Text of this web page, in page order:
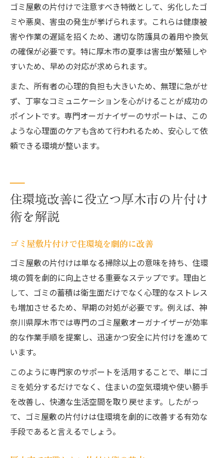
ゴミ屋敷の片付けで注意すべき特徴として、劣化したゴ
ミや悪臭、害虫の発生が挙げられます。これらは健康被
害や作業の遅延を招くため、適切な防護具の着用や換気
の確保が必要です。特に厚木市の夏季は害虫が繁殖しや
すいため、早めの対応が求められます。
また、所有者の心理的負担も大きいため、無理に急がせ
ず、丁寧なコミュニケーションを心がけることが成功の
ポイントです。専門オーガナイザーのサポートは、この
ような心理面のケアも含めて行われるため、安心して依
頼できる環境が整います。
住環境改善に役立つ厚木市の片付け
術を解説
ゴミ屋敷片付けで住環境を劇的に改善
ゴミ屋敷の片付けは単なる掃除以上の意味を持ち、住環
境の質を劇的に向上させる重要なステップです。理由と
して、ゴミの蓄積は衛生面だけでなく心理的なストレス
も増加させるため、早期の対処が必要です。例えば、神
奈川県厚木市では専門のゴミ屋敷オーガナイザーが効率
的な作業手順を提案し、迅速かつ安全に片付けを進めて
います。
このように専門家のサポートを活用することで、単にゴ
ミを処分するだけでなく、住まいの空気環境や使い勝手
を改善し、快適な生活空間を取り戻せます。したがっ
て、ゴミ屋敷の片付けは住環境を劇的に改善する有効な
手段であると言えるでしょう。